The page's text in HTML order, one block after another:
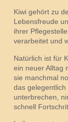
Kiwi gehört zu
Lebensfreude
ihrer
verarbeitet und
Natürlich ist für
ein neuer Alltag
sie manchmal
das
unterbrechen,
schnell